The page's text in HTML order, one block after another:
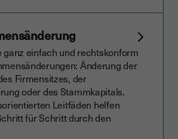
ganz einfach und rechtskonform
Änderung der
Firmensitzes, der
oder des Stammkapitals.
Leitfäden helfen
für Schritt durch den